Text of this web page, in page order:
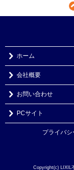
ホーム
会社概要
お問い合わせ
PCサイト
プライバ
Copyright(c) LIXIL